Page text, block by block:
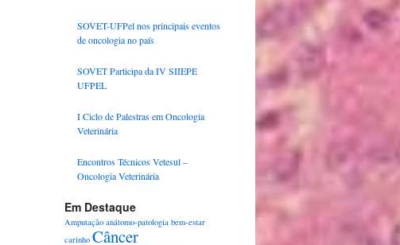
SOVET-UFPel nos principais eventos
de oncologia no país
SOVET Participa da IV SIIEPE
UFPEL
I Ciclo de Palestras em Oncologia
Veterinária
Encontros Técnicos Vetesul –
Oncologia Veterinária
Em Destaque
Amputação anátomo-patologia bem-estar
carinho Câncer